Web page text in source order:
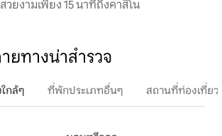
ยงามเพียง 15 นาทีถึงคาสิโน
ยทางน่าสำรวจ
กล้ๆ ที่พักประเภทอื่นๆ สถานที่ท่องเที่ย